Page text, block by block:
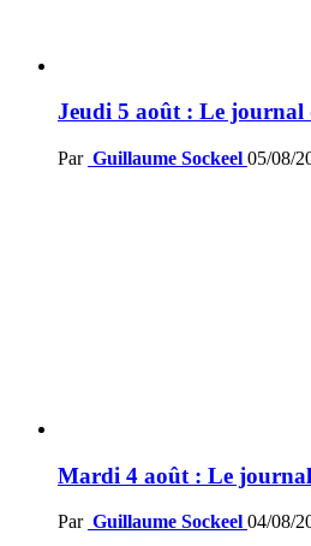
Jeudi 5 août : Le journal
Par Guillaume Sockeel 05/08/
Mardi 4 août : Le
Par Guillaume Sockeel 04/08/